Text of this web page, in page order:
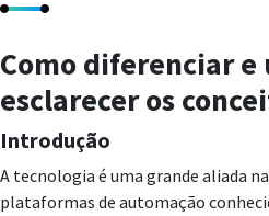
Como diferenciar
esclarecer os
Introdução
A tecnologia é uma grande aliada
plataformas de automação